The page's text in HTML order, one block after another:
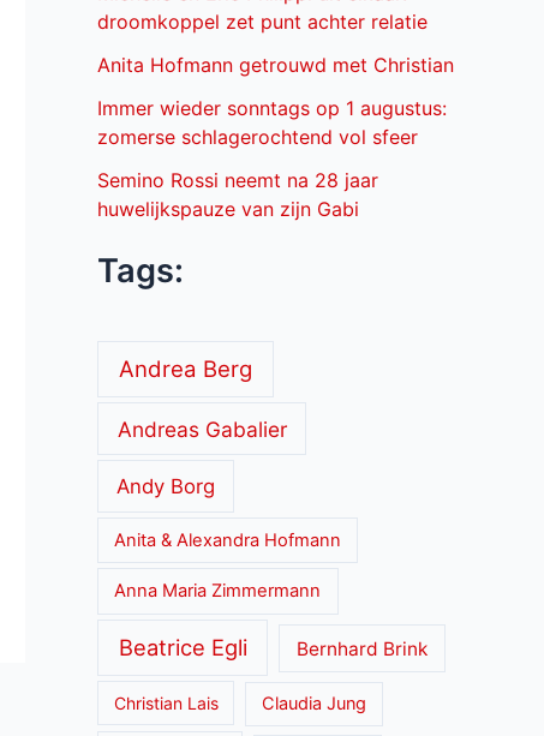
droomkoppel zet punt achter relatie
Anita Hofmann getrouwd met Christian
Immer wieder sonntags op 1 augustus:
zomerse schlagerochtend vol sfeer
Semino Rossi neemt na 28 jaar
huwelijkspauze van zijn Gabi
Tags:
Andrea Berg
Andreas Gabalier
Andy Borg
Anita & Alexandra Hofmann
Anna Maria Zimmermann
Beatrice Egli Bernhard Brink
Christian Lais Claudia Jung